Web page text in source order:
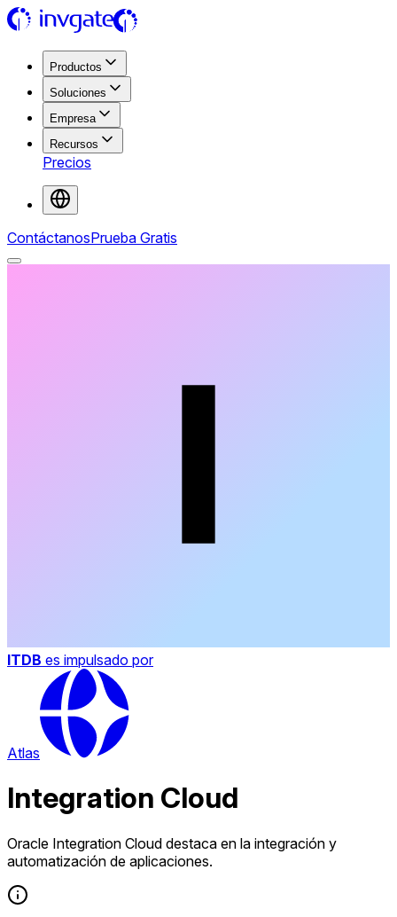
Productos
Soluciones
Empresa
Recursos
Precios
ContáctanosPrueba Gratis
ITDB es impulsado por
Atlas
Integration Cloud
Oracle Integration Cloud destaca en la integración y
automatización de aplicaciones.